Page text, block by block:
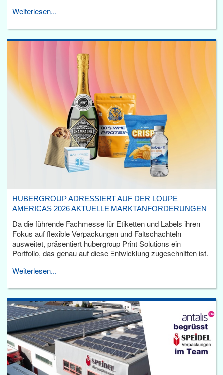
Weiterlesen...
HUBERGROUP ADRESSIERT AUF DER LOUPE
AMERICAS 2026 AKTUELLE MARKTANFORDERUNGEN
Da die führende Fachmesse für Etiketten und Labels ihren
Fokus auf flexible Verpackungen und Faltschachteln
ausweitet, präsentiert hubergroup Print Solutions ein
Portfolio, das genau auf diese Entwicklung zugeschnitten ist.
Weiterlesen...